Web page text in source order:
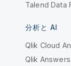
Talend Data
分析と AI
Qlik Cloud
Qlik Answers